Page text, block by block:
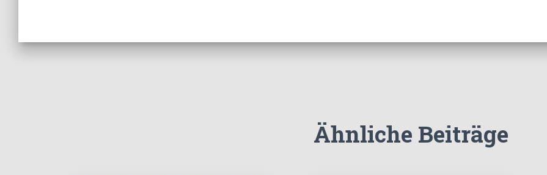
Ähnliche Beiträge